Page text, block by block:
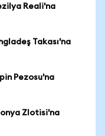
Reali'na
Takası'na
Pezosu'na
Zlotisi'na